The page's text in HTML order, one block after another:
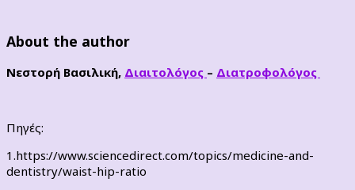
About the author
Νεστορή Βασιλική, Διαιτολόγος – Διατροφολόγος
Πηγές:
1.https://www.sciencedirect.com/topics/medicine-and-
dentistry/waist-hip-ratio